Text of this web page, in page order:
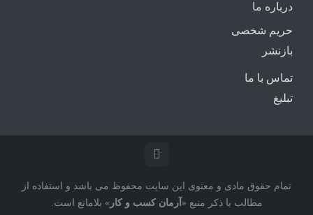
درباره ما
حریم شخصی
بازنشر
تماس با ما
تبلیغ
تمام حقوق مادی و معنوی این سایت محفوظ می باشد و استفاده از
مطالب با ذکر منبع « آرمان کسب و کار » بلامانع است.